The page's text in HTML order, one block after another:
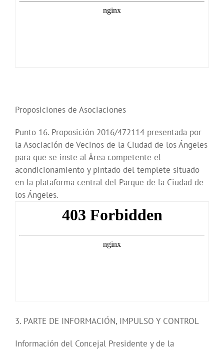
Proposiciones de Asociaciones
Punto 16. Proposición 2016/472114 presentada por
la Asociación de Vecinos de la Ciudad de los Ángeles
para que se inste al Área competente el
acondicionamiento y pintado del templete situado
en la plataforma central del Parque de la Ciudad de
los Ángeles.
3. PARTE DE INFORMACIÓN, IMPULSO Y CONTROL
Información del Concejal Presidente y de la